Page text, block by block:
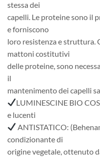
stessa dei
capelli. Le proteine sono il
e forniscono
loro resistenza e struttura.
mattoni costitutivi
delle proteine, sono
il
mantenimento dei capelli
LUMINESCINE BIO
e lucenti
ANTISTATICO:
condizionante di
origine vegetale, ottenuto